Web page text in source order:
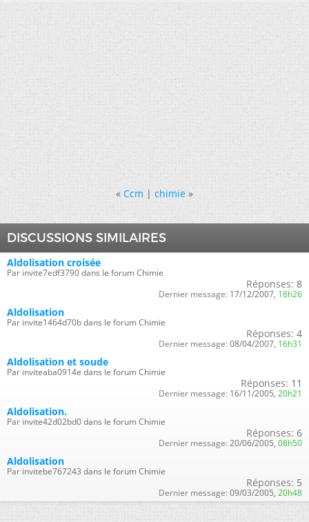
« Ccm|chimie »
DISCUSSIONS SIMILAIRES
Aldolisation croisée
Par invite7edf3790 dans le forum Chimie
Réponses: 8
Dernier message: 17/12/2007, 18h26
Aldolisation
Par invite1464d70b dans le forum Chimie
Réponses: 4
Dernier message: 08/04/2007, 16h31
Aldolisation et soude
Par inviteaba0914e dans le forum Chimie
Réponses: 11
Dernier message: 16/11/2005, 20h21
Aldolisation.
Par invite42d02bd0 dans le forum Chimie
Réponses: 6
Dernier message: 20/06/2005, 08h50
Aldolisation
Par invitebe767243 dans le forum Chimie
Réponses: 5
Dernier message: 09/03/2005, 20h48